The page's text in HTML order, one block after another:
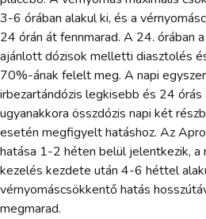
3-6 órában alakul ki, és a
24 órán át fennmarad. A 24. órában
ajánlott dózisok melletti diasztolés
70%-ának felelt meg. A napi
irbezartándózis legkisebb és 24
ugyanakkora összdózis napi két
esetén megfigyelt hatáshoz. Az
hatása 1-2 héten belül jelentkezik, a
kezelés kezdete után 4-6 héttel
vérnyomáscsökkentő hatás
megmarad.